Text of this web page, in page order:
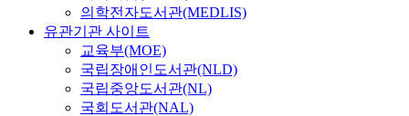
의학전자도서관(MEDLIS)
유관기관 사이트
교육부(MOE)
국립장애인도서관(NLD)
국립중앙도서관(NL)
국회도서관(NAL)